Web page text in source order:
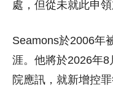
處，但從未就此申領
Seamons於2006年
涯。他將於2026年
院應訊，就新增控罪